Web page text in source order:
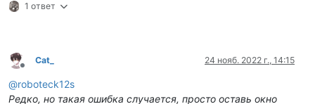
1 ответ
Не в сети
Cat_ 24 нояб. 2022 г., 14:15
@roboteck12s
Редко, но такая ошибка случается, просто оставь окно